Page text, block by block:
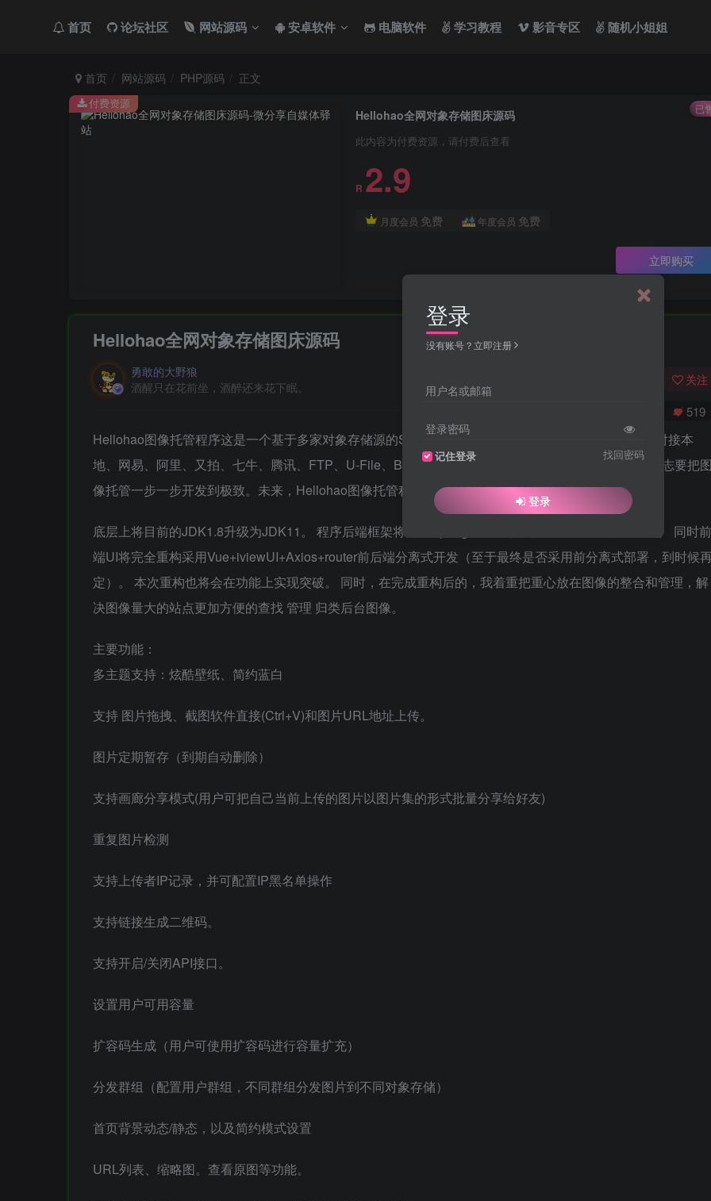
首页 论坛社区 网站源码 安卓软件 电脑软件 学习教程 影音专区 随机小姐姐
首页 网站源码 PHP源码 正文
Hellohao全网对象存储图床源码
此内容为付费资源，请付费后查看
R 2.9
月度会员 免费 年度会员 免费
立即购买
付费资源 已
Hellohao全网对象存储图床源码
勇敢的大野狼
酒醒只在花前坐，酒醉还来花下眠。
关注
519
Hellohao图像托管程序这是一个基于多家对象存储源的SpringBoot开源图像托管程序。 目前已经支持对接本
地、网易、阿里、又拍、七牛、腾讯、FTP、U-File、Backblaze、Minio等存储源。功能强悍，作者立志要把
像托管一步一步开发到极致。未来，Hellohao图像托管程序不仅仅是图床那么简单。
底层上将目前的JDK1.8升级为JDK11。 程序后端框架将升级Springboot框架，接口采用统一标准格式。 同时前
端UI将完全重构采用Vue+iviewUI+Axios+router前后端分离式开发（至于最终是否采用前分离式部署，到时候
定）。 本次重构也将会在功能上实现突破。 同时，在完成重构后的，我着重把重心放在图像的整合和管理，解
决图像量大的站点更加方便的查找 管理 归类后台图像。
主要功能：
多主题支持：炫酷壁纸、简约蓝白
支持 图片拖拽、截图软件直接(Ctrl+V)和图片URL地址上传。
图片定期暂存（到期自动删除）
支持画廊分享模式(用户可把自己当前上传的图片以图片集的形式批量分享给好友)
重复图片检测
支持上传者IP记录，并可配置IP黑名单操作
支持链接生成二维码。
支持开启/关闭API接口。
设置用户可用容量
扩容码生成（用户可使用扩容码进行容量扩充）
分发群组（配置用户群组，不同群组分发图片到不同对象存储）
首页背景动态/静态，以及简约模式设置
URL列表、缩略图。查看原图等功能。
登录
没有账号？立即注册
用户名或邮箱
登录密码
记住登录 找回密码
登录